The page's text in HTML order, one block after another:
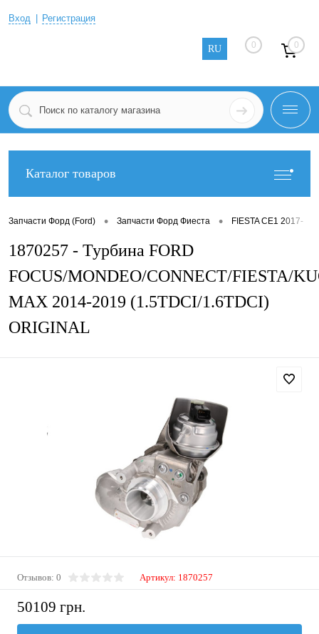
Вход Регистрация
RU 0 0
Каталог товаров
Запчасти Форд (Ford) • Запчасти Форд Фиеста • FIESTA CE1 2017-
1870257 - Турбина FORD
FOCUS/MONDEO/CONNECT/FIESTA/
MAX 2014-2019 (1.5TDCI/1.6TDCI)
ORIGINAL
Отзывов: 0 Артикул: 1870257
50109 грн.